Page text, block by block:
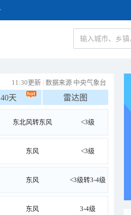
11:30更新 | 数据来源 中央气象台
40天 雷达图
东北风转东风 <3级
东风 <3级
东风 <3级转3-4级
东风 3-4级